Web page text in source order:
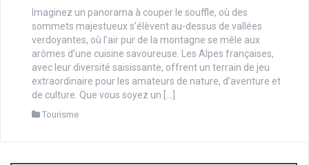
Imaginez un panorama à couper le souffle, où des
sommets majestueux s’élèvent au-dessus de vallées
verdoyantes, où l’air pur de la montagne se mêle aux
arômes d’une cuisine savoureuse. Les Alpes françaises,
avec leur diversité saisissante, offrent un terrain de jeu
extraordinaire pour les amateurs de nature, d’aventure et
de culture. Que vous soyez un […]
Tourisme